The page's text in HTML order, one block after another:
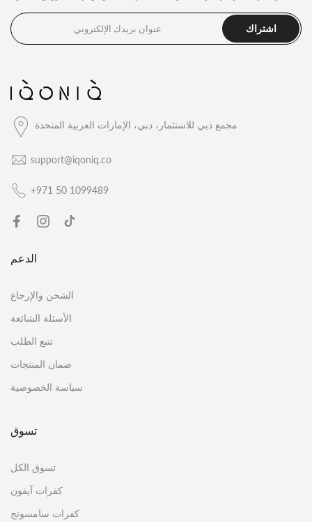
اشتراك
مجمع دبي للاستثمار، دبي، الإمارات العربية المتحدة
support@iqoniq.co
+971 50 1099489
الدعم
الشحن والإرجاع
الأسئلة الشائعة
تتبع الطلب
ضمان المنتجات
سياسة الخصوصية
تسوق
تسوق الكل
كفرات آيفون
كفرات سامسونج